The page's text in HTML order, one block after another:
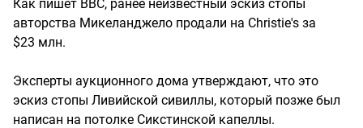
Как пишет BBC, ранее неизвестный эскиз стопы
авторства Микеланджело продали на Christie's за
$23 млн.
Эксперты аукционного дома утверждают, что это
эскиз стопы Ливийской сивиллы, который позже был
написан на потолке Сикстинской капеллы.